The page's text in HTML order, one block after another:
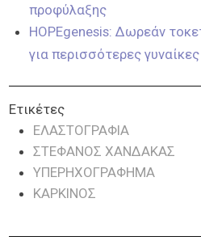
προφύλαξης
HOPEgenesis: Δωρεάν
για περισσότερες
Ετικέτες
ΕΛΑΣΤΟΓΡΑΦΊΑ
ΣΤΈΦΑΝΟΣ ΧΑΝΔΑΚΆΣ
ΥΠΕΡΗΧΟΓΡΆΦΗΜΑ
ΚΑΡΚΙΝΟΣ